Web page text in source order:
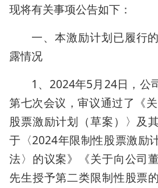
现将有关事项公告如下：
一、本激励计划已履行
露情况
1、2024年5月24日，公
第七次会议，审议通过了《
股票激励计划（草案）〉及
于〈2024年限制性股票激励
法〉的议案》《关于向公司
先生授予第二类限制性股票